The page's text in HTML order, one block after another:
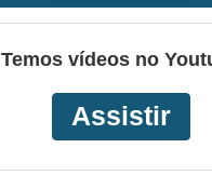
Temos vídeos no
Assistir